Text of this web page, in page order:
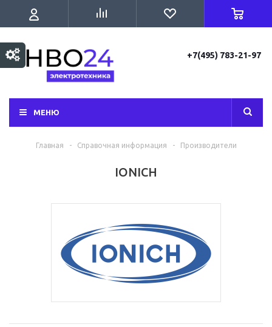
+7(495) 783-21-97
МЕНЮ
Главная - Справочная информация - Производители
IONICH